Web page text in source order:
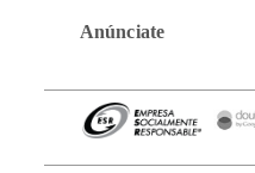
Anúnciate